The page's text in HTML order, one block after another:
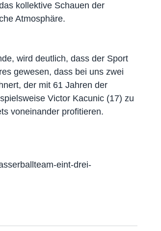
kollektive Schauen der
Atmosphäre.
wird deutlich, dass der Sport
gewesen, dass bei uns zwei
der mit 61 Jahren der
Victor Kacunic (17) zu
voneinander profitieren.
eint-drei-